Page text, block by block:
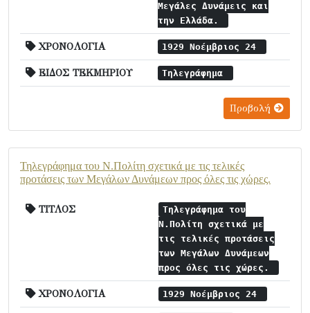
Μεγάλες Δυνάμεις και
την Ελλάδα.
ΧΡΟΝΟΛΟΓΙΑ 1929 Νοέμβριος 24
ΕΙΔΟΣ ΤΕΚΜΗΡΙΟΥ Τηλεγράφημα
Προβολή
Τηλεγράφημα του Ν.Πολίτη σχετικά με τις τελικές
προτάσεις των Μεγάλων Δυνάμεων προς όλες τις χώρες.
ΤΙΤΛΟΣ
Τηλεγράφημα του
Ν.Πολίτη σχετικά με
τις τελικές προτάσεις
των Μεγάλων Δυνάμεων
προς όλες τις χώρες.
ΧΡΟΝΟΛΟΓΙΑ 1929 Νοέμβριος 24